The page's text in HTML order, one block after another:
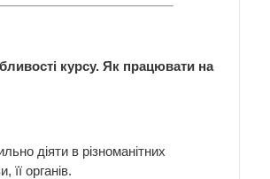
курсу. Як працювати на
діяти в різноманітних
органів.